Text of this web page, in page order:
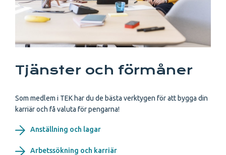
Tjänster och förmåner
Som medlem i TEK har du de bästa verktygen för att bygga din
karriär och få valuta för pengarna!
Anställning och lagar
Arbetssökning och karriär